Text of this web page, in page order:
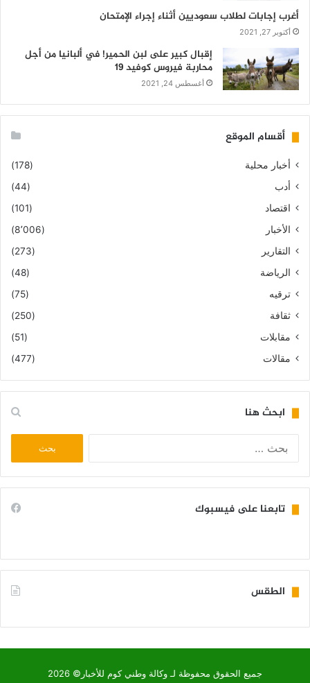
أغرب إجابات لطلاب سعوديين أثناء إجراء الإمتحان
أكتوبر 27, 2021
إقبال كبير على لبن الحمير! في ألبانيا من أجل
محاربة فيروس كوفيد 19
أغسطس 24, 2021
أقسام الموقع
أخبار محلية
(178)
أدب
(44)
اقتصاد
(101)
الأخبار
(8٬006)
التقارير
(273)
الرياضة
(48)
ترقيه
(75)
ثقافة
(250)
مقابلات
(51)
مقالات
(477)
ابحث هنا
تابعنا على فيسبوك
الطقس
جميع الحقوق محفوظة لـ وكالة وطني كوم للأخبار© 2026